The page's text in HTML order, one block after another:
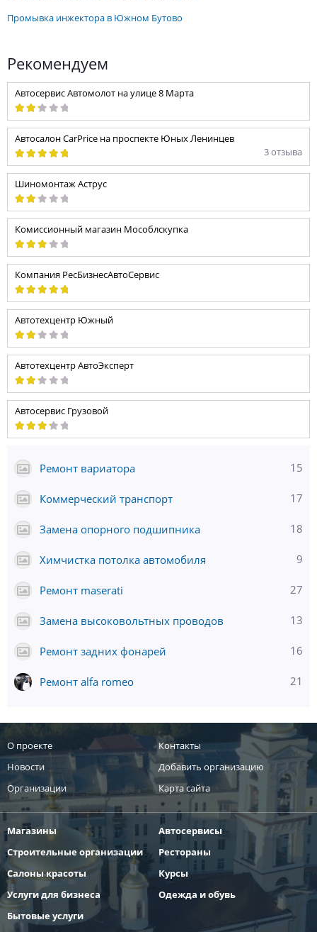
промывка инжектора в Южном Бутово
Рекомендуем
Автосервис Автомолот на улице 8 Марта
Автосалон CarPrice на проспекте Юных Ленинцев
3 отзыва
Шиномонтаж Аструс
Комиссионный магазин Мособлскупка
Компания РесБизнесАвтоСервис
Автотехцентр Южный
Автотехцентр АвтоЭксперт
Автосервис Грузовой
Ремонт вариатора 15
Коммерческий транспорт 17
Замена опорного подшипника 18
Химчистка потолка автомобиля 9
Ремонт maserati 27
Замена высоковольтных проводов 13
Ремонт задних фонарей 16
Ремонт alfa romeo 21
О проекте
Новости
Организации
Контакты
Добавить организацию
Карта сайта
Магазины
Строительные организации
Салоны красоты
Услуги для бизнеса
Бытовые услуги
Автосервисы
Рестораны
Курсы
Одежда и обувь